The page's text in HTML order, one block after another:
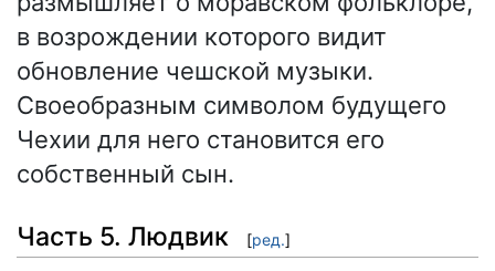
в возрождении которого видит
обновление чешской музыки.
Своеобразным символом будущего
Чехии для него становится его
собственный сын.
Часть 5. Людвик [ред.]